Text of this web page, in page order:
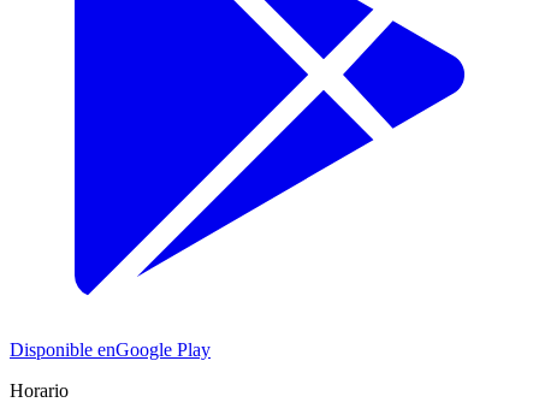
Disponible enGoogle Play
Horario